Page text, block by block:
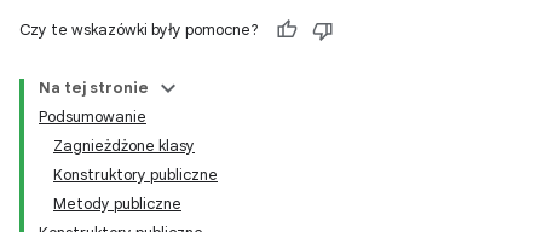
Czy te wskazówki były pomocne?
Na tej stronie
Podsumowanie
Zagnieżdżone klasy
Konstruktory publiczne
Metody publiczne